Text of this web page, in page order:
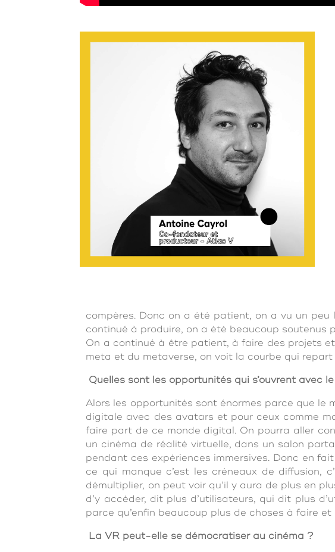
compères. Donc on a été patient, on a vu un
continué à produire, on a été beaucoup soutenus
On a continué à être patient, à faire des projets
meta et du metaverse, on voit la courbe qui
Quelles sont les opportunités qui s’ouvrent avec
Alors les opportunités sont énormes parce que le
digitale avec des avatars et pour ceux comme
faire part de ce monde digital. On pourra aller
un cinéma de réalité virtuelle, dans un salon
pendant ces expériences immersives. Donc en
ce qui manque c’est les créneaux de diffusion,
démultiplier, on peut voir qu’il y aura de plus en
d’y accéder, dit plus d’utilisateurs, qui dit plus
parce qu’enfin beaucoup plus de choses à faire et
La VR peut-elle se démocratiser au cinéma ?